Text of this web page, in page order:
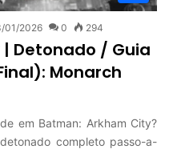
01/2026 0 294
Detonado / Guia
Monarch
em Batman: Arkham City?
completo passo-a-